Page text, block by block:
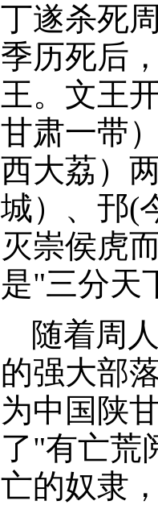
丁遂杀死
季历死后
王。文王
甘肃一带
西大荔）
城）、邘(
灭崇侯虎
是"三分天
随着周
的强大部
为中国陕
了"有亡荒
亡的奴隶